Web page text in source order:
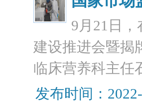
9月21日
建设推进会暨揭
临床营养科主任
发布时间：